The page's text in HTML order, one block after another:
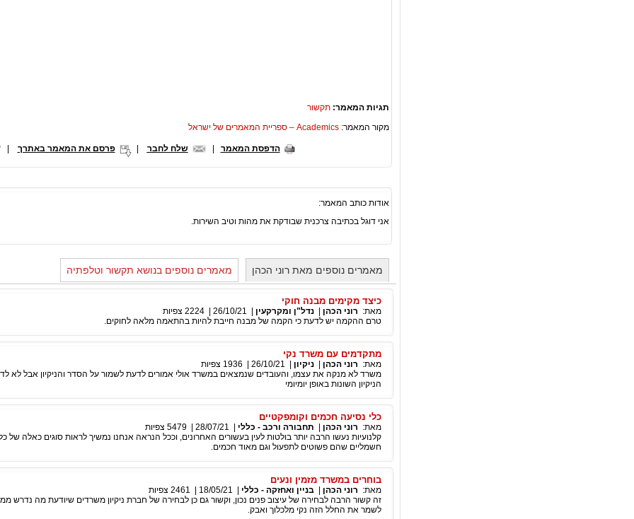
תגיות המאמר: תקשור
מקור המאמר: Academics – ספריית המאמרים של ישראל
הדפסת המאמר שלח לחבר פרסם את המאמר באתרך |
אודות כותב המאמר:
אני דוגל בכתיבה צרכנית שבודקת את מהות וטיב השירות.
מאמרים נוספים מאת רוני הכהן מאמרים נוספים בנושא תקשור וטלפתיה
כיצד מקימים מבנה חוקי
מאת: רוני הכהן נדל"ן ומקרקעין 26/10/21
2224 צפיות
טרם ההקמה יש לדעת כי הקמה של מבנה חייבת להיות בהתאמה מלאה לחוקים.
מתקדמים עם משרד נקי
מאת: רוני הכהן ניקיון 26/10/21
1936 צפיות
משרד לא מנקה את עצמו, והעובדים שנמצאים במשרד אולי אמורים לדעת לשמור על הסדר והניקיון אבל לא
הניקיון השונות באופן יומיומי
כלי נסיעה חכמים וקומפקטיים
מאת: רוני הכהן תחבורה ורכב - כללי 28/07/21
5479 צפיות
קלנועיות נעשו הרבה יותר בולטות לעין בעשורים האחרונים, וככל הנראה אנחנו נמשיך לראות סוגים כאלה של
חשמליים שהם פשוטים לתפעול וגם מאוד חכמים.
בוחרים במשרד מזמין ונעים
מאת: רוני הכהן בניין ואחזקה - כללי 18/05/21
2461 צפיות
זה קשור הרבה לבחירה של עיצוב פנים נכון, וקשור גם כן לבחירה של חברת ניקיון משרדים שיודעת מה נדרש
לשמר את החלל הזה נקי מלכלוך ואבק.